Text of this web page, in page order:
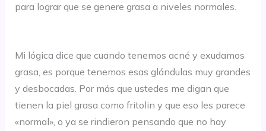
para lograr que se genere grasa a niveles normales.
Mi lógica dice que cuando tenemos acné y exudamos
grasa, es porque tenemos esas glándulas muy grandes
y desbocadas. Por más que ustedes me digan que
tienen la piel grasa como fritolin y que eso les parece
«normal», o ya se rindieron pensando que no hay